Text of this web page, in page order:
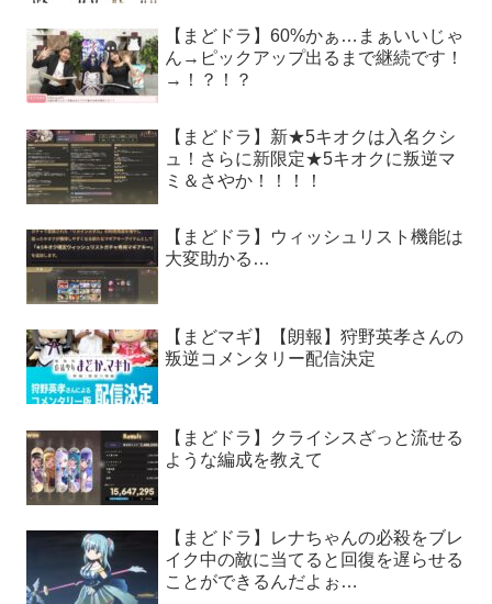
【まどドラ】60%かぁ…まぁいいじゃ
ん→ピックアップ出るまで継続です！
→！？！？
【まどドラ】新★5キオクは入名クシ
ュ！さらに新限定★5キオクに叛逆マ
ミ＆さやか！！！！
【まどドラ】ウィッシュリスト機能は
大変助かる…
【まどマギ】【朗報】狩野英孝さんの
叛逆コメンタリー配信決定
【まどドラ】クライシスざっと流せる
ような編成を教えて
【まどドラ】レナちゃんの必殺をブレ
イク中の敵に当てると回復を遅らせる
ことができるんだよぉ…